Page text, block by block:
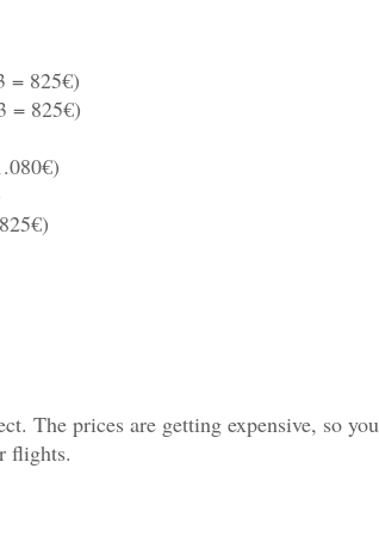
= 825€)
= 825€)
The prices are getting expensive, so you
flights.